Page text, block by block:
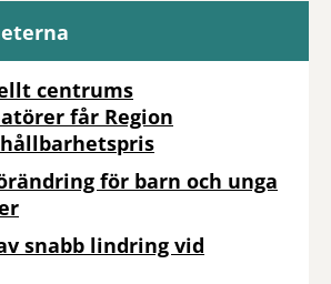
centrums
får Region
för barn och unga
snabb lindring vid